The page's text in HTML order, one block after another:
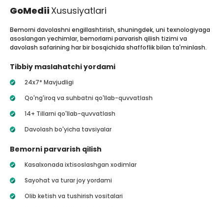
GoMedii Xususiyatlari
Bemorni davolashni engillashtirish, shuningdek, uni texnologiyaga
asoslangan yechimlar, bemorlarni parvarish qilish tizimi va
davolash safarining har bir bosqichida shaffoflik bilan ta'minlash.
Tibbiy maslahatchi yordami
24x7* Mavjudligi
Qo'ng'iroq va suhbatni qo'llab-quvvatlash
14+ Tillarni qo'llab-quvvatlash
Davolash bo'yicha tavsiyalar
Bemorni parvarish qilish
Kasalxonada ixtisoslashgan xodimlar
Sayohat va turar joy yordami
Olib ketish va tushirish vositalari